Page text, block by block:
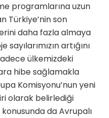
programlarına uzun
Türkiye’nin son
daha fazla almaya
artığını
ülkemizdeki
hibe sağlamakla
Komisyonu’nun yeni
olarak belirlediği
da Avrupalı